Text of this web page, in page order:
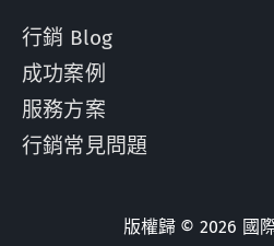
行銷 Blog
成功案例
服務方案
行銷常見問題
版權歸 © 2026 國